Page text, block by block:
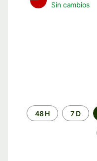
Sin cambios
Periodo48 H 7 D